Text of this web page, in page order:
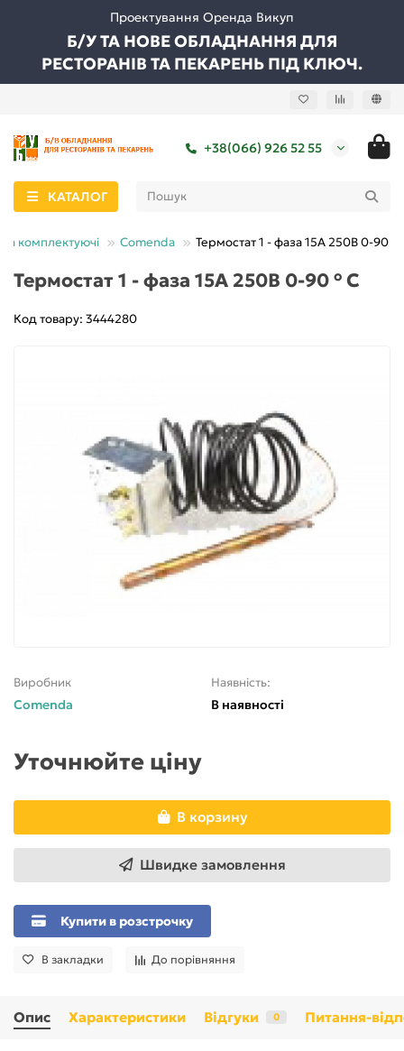
Проектування Оренда Викуп
Б/У ТА НОВЕ ОБЛАДНАННЯ ДЛЯ
РЕСТОРАНІВ ТА ПЕКАРЕНЬ ПІД КЛЮЧ.
+38(066) 926 52 55
КАТАЛОГ
комплектуючі Comenda Термостат 1 - фаза 15А 250В 0-90 °
Термостат 1 - фаза 15А 250В 0-90 ° С
Код товару: 3444280
Виробник
Comenda
Наявність:
В наявності
Уточнюйте ціну
В корзину
Швидке замовлення
Купити в розстрочку
В закладки До порівняння
Опис Характеристики Відгуки 0 Питання-